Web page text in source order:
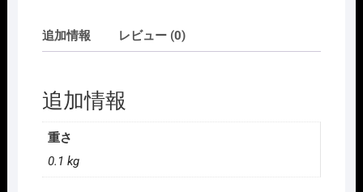
看
ｯ
個
追加情報 レビュー (0)
追加情報
重さ
0.1 kg